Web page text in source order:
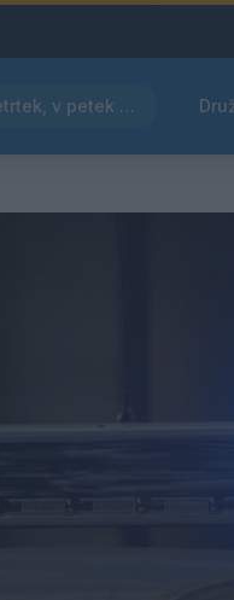
Pred nami vroč četrtek, v petek osvežitev